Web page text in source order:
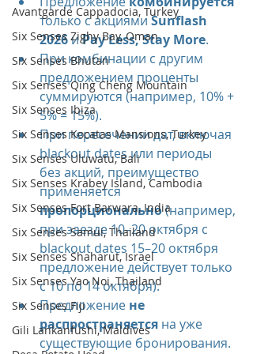
Avantgarde Cappadocia, Turkey
Six Senses Zighy Bay, Oman
Six Senses Bhutan
Six Senses Qing Cheng Mountain
Six Senses Ibiza
Six Senses Kocatas Mansions, Turkey
Six Senses Uluwatu, Bali
Six Senses Krabey Island, Cambodia
Six Senses Fort Barwara, India
Six Senses Samui, Thailand
Six Senses Shaharut, Israel
Six Senses Yao Noi, Thailand
Six Senses Fiji
Gili Lankanfushi, Maldives
только с акциями Sunflash
2026 и Pay Less, Stay More.
При комбинации с другим
предложением проценты
суммируются (например, 10% +
5% = 15%).
При пересечении дат, включая
blackout dates или периоды
без акций, преимущество
применяется
пропорционально (например,
при заезде 10–20 октября с
blackout dates 15–20 октября
предложение действует только
с 10 по 14 октября).
Предложение не
распространяется на уже
существующие бронирования.